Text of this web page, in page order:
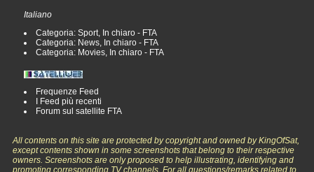
Italiano
Categoria: Sport, In chiaro - FTA
Categoria: News, In chiaro - FTA
Categoria: Movies, In chiaro - FTA
Frequenze Feed
I Feed più recenti
Forum sul satellite FTA
All contents on this site are protected by copyright and owned by KingOfSat,
except contents shown in some screenshots that belong to their respective
owners. Screenshots are only proposed to help illustrating, identifying and